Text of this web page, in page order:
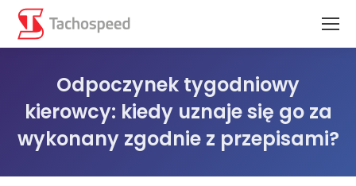
Odpoczynek tygodniowy
kierowcy: kiedy uznaje się go za
wykonany zgodnie z przepisami?